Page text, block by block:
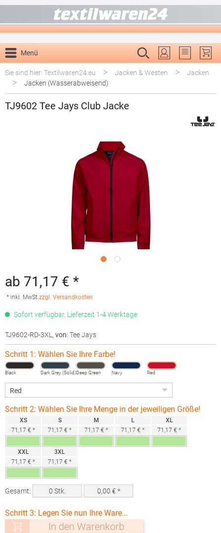
Menü
Du hast 0
Sie sind hier: Textilwaren24.eu
> Jacken & Westen > Jacken
> Jacken (Wasserabweisend)
TJ9602 Tee Jays Club Jacke
ab 71,17 € *
* inkl. MwSt.zzgl. Versandkosten
Sofort verfügbar, Lieferzeit 1-4 Werktage
TJ9602-RD-3XL , von: Tee Jays
Schritt 1: Wählen Sie Ihre Farbe!
Black Dark Grey (Solid)Deep Green Navy Red
Schritt 2: Wählen Sie Ihre Menge in der jeweiligen Größe!
XS
71,17 € *
S
71,17 € *
M
71,17 € *
L
71,17 € *
XL
71,17 € *
XXL
71,17 € *
3XL
71,17 € *
Gesamt: 0 Stk. 0,00 € *
Schritt 3: Legen Sie nun Ihre Ware...
In den Warenkorb